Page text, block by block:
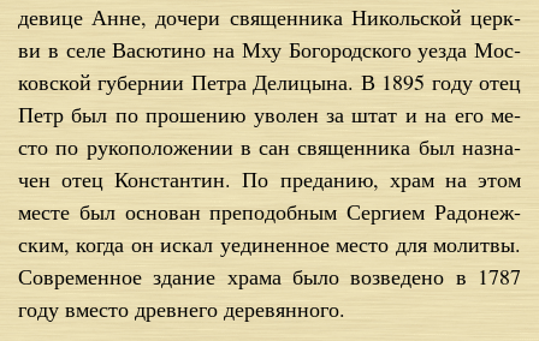
де­ви­це Анне, до­че­ри свя­щен­ни­ка Ни­коль­ской церк­
ви в се­ле Ва­сю­ти­но на Мху Бо­го­род­ско­го уез­да Мос­
ков­ской гу­бер­нии Пет­ра Де­ли­цы­на. В 1895 го­ду отец
Петр был по про­ше­нию уво­лен за штат и на его ме­
сто по ру­ко­по­ло­же­нии в сан свя­щен­ни­ка был на­зна­
чен отец Кон­стан­тин. По пре­да­нию, храм на этом
ме­сте был ос­но­ван пре­по­доб­ным Сер­ги­ем Ра­до­неж­
ским, ко­гда он ис­кал уеди­нен­ное ме­сто для мо­лит­вы.
Совре­мен­ное зда­ние хра­ма бы­ло воз­ве­де­но в 1787
го­ду вме­сто древ­не­го де­ре­вян­но­го.